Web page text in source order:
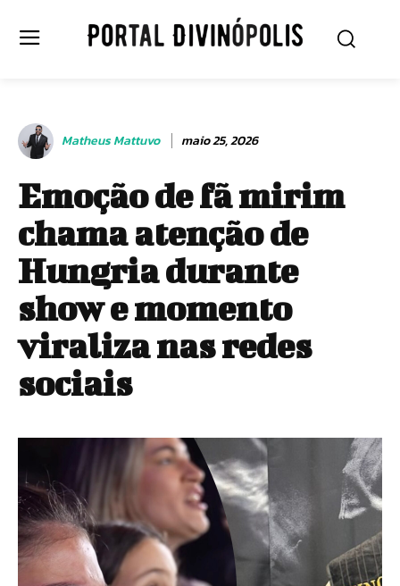
Matheus Mattuvo maio 25, 2026
Emoção de fã mirim
chama atenção de
Hungria durante
show e momento
viraliza nas redes
sociais